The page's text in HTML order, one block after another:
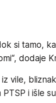
si tamo,
dodaje
vile,
i išle